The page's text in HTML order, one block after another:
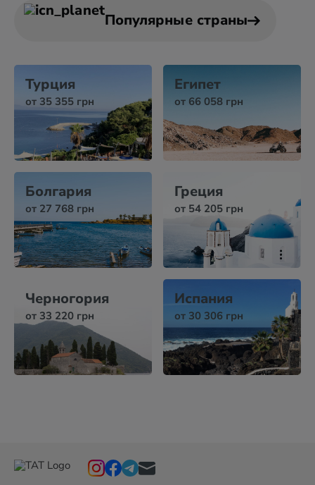
Популярные страны
Турция
от 35 355 грн
Египет
от 66 058 грн
Болгария
от 27 768 грн
Греция
от 54 205 грн
Черногория
от 33 220 грн
Испания
от 30 306 грн